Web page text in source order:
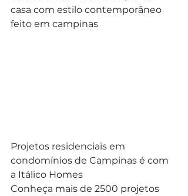
casa com estilo contemporâneo
feito em campinas
Projetos residenciais em
condomínios de Campinas é com
a Itálico Homes
Conheça mais de 2500 projetos